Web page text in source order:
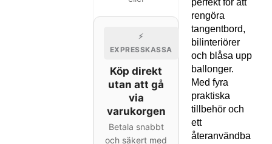
⚡
EXPRESSKASSA
Köp direkt
utan att gå
via
varukorgen
Betala snabbt
och säkert med
perfekt för att
rengöra
tangentbord,
bilinteriörer
och blåsa upp
ballonger.
Med fyra
praktiska
tillbehör och
ett
återanvändba